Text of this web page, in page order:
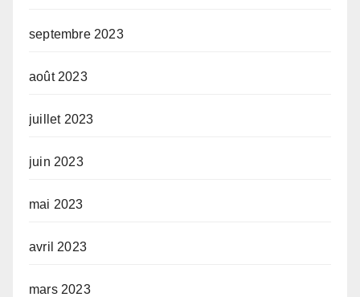
septembre 2023
août 2023
juillet 2023
juin 2023
mai 2023
avril 2023
mars 2023